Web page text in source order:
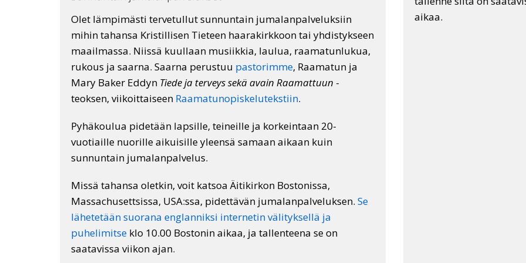
Olet lämpimästi tervetullut sunnuntain jumalanpalveluksiin
mihin tahansa Kristillisen Tieteen haarakirkkoon tai yhdistykseen
maailmassa. Niissä kuullaan musiikkia, laulua, raamatunlukua,
rukous ja saarna. Saarna perustuu pastorimme, Raamatun ja
Mary Baker Eddyn Tiede ja terveys sekä avain Raamattuun -
teoksen, viikoittaiseen Raamatunopiskelutekstiin.
Pyhäkoulua pidetään lapsille, teineille ja korkeintaan 20-
vuotiaille nuorille aikuisille yleensä samaan aikaan kuin
sunnuntain jumalanpalvelus.
Missä tahansa oletkin, voit katsoa Äitikirkon Bostonissa,
Massachusettsissa, USA:ssa, pidettävän jumalanpalveluksen. Se
lähetetään suorana englanniksi internetin välityksellä ja
puhelimitse klo 10.00 Bostonin aikaa, ja tallenteena se on
saatavissa viikon ajan.
aikaa.